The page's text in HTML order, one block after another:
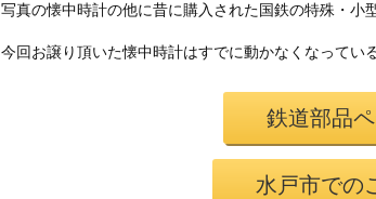
写真の懐中時計の他に昔に購入された国鉄の特殊・小
今回お譲り頂いた懐中時計はすでに動かなくなってい
鉄道部品
水戸市での